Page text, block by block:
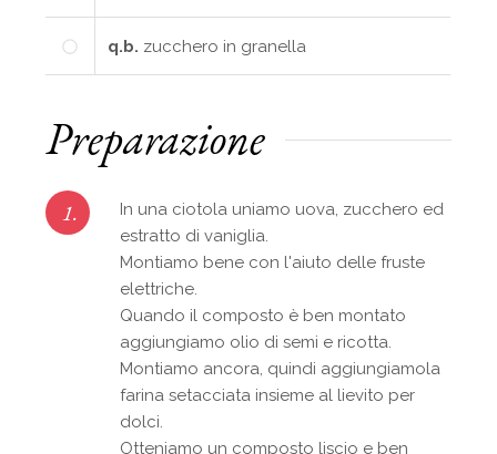
q.b. zucchero in granella
Preparazione
1.
In una ciotola uniamo uova, zucchero ed
estratto di vaniglia.
Montiamo bene con l'aiuto delle fruste
elettriche.
Quando il composto è ben montato
aggiungiamo olio di semi e ricotta.
Montiamo ancora, quindi aggiungiamola
farina setacciata insieme al lievito per
dolci.
Otteniamo un composto liscio e ben